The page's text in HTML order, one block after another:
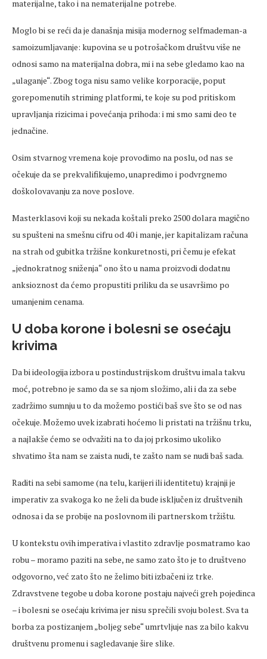
materijalne, tako i na nematerijalne potrebe.
Moglo bi se reći da je današnja misija modernog selfmademan-a
samoizumljavanje: kupovina se u potrošačkom društvu više ne
odnosi samo na materijalna dobra, mi i na sebe gledamo kao na
„ulaganje“. Zbog toga nisu samo velike korporacije, poput
gorepomenutih striming platformi, te koje su pod pritiskom
upravljanja rizicima i povećanja prihoda: i mi smo sami deo te
jednačine.
Osim stvarnog vremena koje provodimo na poslu, od nas se
očekuje da se prekvalifikujemo, unapredimo i podvrgnemo
doškolovavanju za nove poslove.
Masterklasovi koji su nekada koštali preko 2500 dolara magično
su spušteni na smešnu cifru od 40 i manje, jer kapitalizam računa
na strah od gubitka tržišne konkuretnosti, pri čemu je efekat
„jednokratnog sniženja“ ono što u nama proizvodi dodatnu
anksioznost da ćemo propustiti priliku da se usavršimo po
umanjenim cenama.
U doba korone i bolesni se osećaju
krivima
Da bi ideologija izbora u postindustrijskom društvu imala takvu
moć, potrebno je samo da se sa njom složimo, ali i da za sebe
zadržimo sumnju u to da možemo postići baš sve što se od nas
očekuje. Možemo uvek izabrati hoćemo li pristati na tržišnu trku,
a najlakše ćemo se odvažiti na to da joj prkosimo ukoliko
shvatimo šta nam se zaista nudi, te zašto nam se nudi baš sada.
Raditi na sebi samome (na telu, karijeri ili identitetu) krajnji je
imperativ za svakoga ko ne želi da bude isključen iz društvenih
odnosa i da se probije na poslovnom ili partnerskom tržištu.
U kontekstu ovih imperativa i vlastito zdravlje posmatramo kao
robu – moramo paziti na sebe, ne samo zato što je to društveno
odgovorno, već zato što ne želimo biti izbačeni iz trke.
Zdravstvene tegobe u doba korone postaju najveći greh pojedinca
– i bolesni se osećaju krivima jer nisu sprečili svoju bolest. Sva ta
borba za postizanjem „boljeg sebe“ umrtvljuje nas za bilo kakvu
društvenu promenu i sagledavanje šire slike.